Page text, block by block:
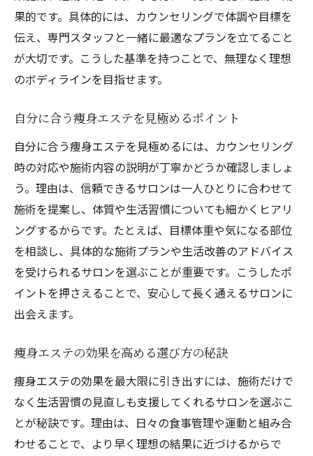
果的です。具体的には、カウンセリングで体調や目標を
伝え、専門スタッフと一緒に最適なプランを立てること
が大切です。こうした基準を持つことで、無理なく理想
のボディラインを目指せます。
自分に合う痩身エステを見極めるポイント
自分に合う痩身エステを見極めるには、カウンセリング
時の対応や施術内容の説明が丁寧かどうか確認しましょ
う。理由は、信頼できるサロンは一人ひとりに合わせて
施術を提案し、体質や生活習慣についても細かくヒアリ
ングするからです。たとえば、目標体重や気になる部位
を相談し、具体的な施術プランや生活改善のアドバイス
を受けられるサロンを選ぶことが重要です。こうしたポ
イントを押さえることで、安心して長く通えるサロンに
出会えます。
痩身エステの効果を高める選び方の秘訣
痩身エステの効果を最大限に引き出すには、施術だけで
なく生活習慣の見直しも支援してくれるサロンを選ぶこ
とが秘訣です。理由は、日々の食事管理や運動と組み合
わせることで、より早く理想の結果に近づけるからで